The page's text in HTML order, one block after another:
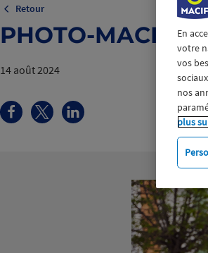
Retour
PHOTO-MACIF-
14 août 2024
En
votre
vos
nos
plus